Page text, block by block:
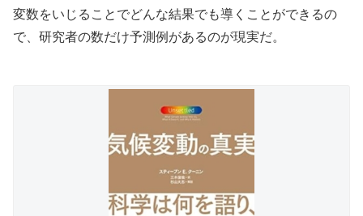
変数をいじることでどんな結果でも導くことができるの
で、研究者の数だけ予測例があるのが現実だ。